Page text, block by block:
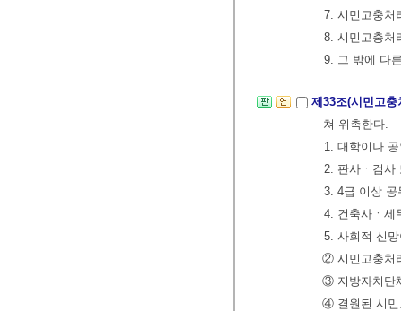
7. 시민고충처
8. 시민고충처
9. 그 밖에 다
제33조(시민고
쳐 위촉한다.
1. 대학이나
2. 판사ㆍ검사
3. 4급 이상 공
4. 건축사ㆍ세
5. 사회적 신
② 시민고충처
③ 지방자치단
④ 결원된 시민